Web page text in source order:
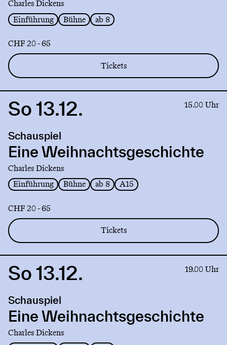
Charles Dickens
Einführung
Bühne ab 8
CHF 20 - 65
Tickets
Link
Eine
Weihnachtsgeschichte
So 13.12. 15.00 Uhr
Schauspiel
Eine Weihnachtsgeschichte
Charles Dickens
Einführung
Bühne ab 8 A15
CHF 20 - 65
Tickets
Link
Eine
Weihnachtsgeschichte
So 13.12. 19.00 Uhr
Schauspiel
Eine Weihnachtsgeschichte
Charles Dickens